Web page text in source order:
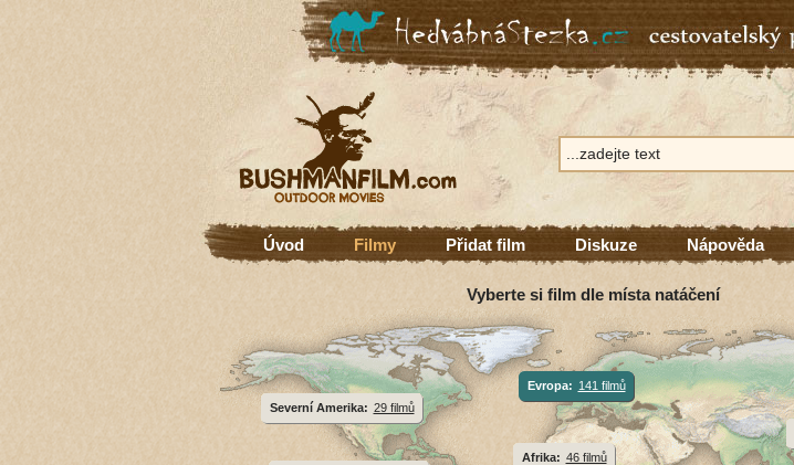
Úvod Filmy Přidat film Diskuze Nápověda
Vyberte si film dle místa natáčení
Afrika: 46 filmů
Evropa: 141 filmů
Severní Amerika: 29 filmů